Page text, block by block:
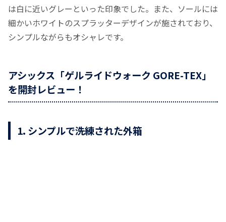
は白に近いグレーといった印象でした。また、ソールには
細かいホワイトのスプラッターデザインが施されており、
シンプルながらもオシャレです。
アシックス「ゲルライドウォーク GORE-TEX」
を開封レビュー！
1. シンプルで洗練された外箱